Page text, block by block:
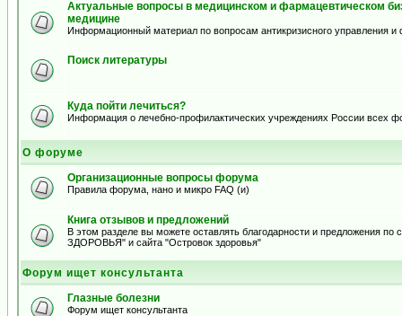
Актуальные вопросы в медицинском и фармацевтическом
медицине
Информационный материал по вопросам антикризисного управления и
Поиск литературы
Куда пойти лечиться?
Информация о лечебно-профилактических учреждениях России всех
О форуме
Организационные вопросы форума
Правила форума, нано и микро FAQ (и)
Книга отзывов и предложений
В этом разделе вы можете оставлять благодарности и предложения
ЗДОРОВЬЯ" и сайта "Островок здоровья"
Форум ищет консультанта
Глазные болезни
Форум ищет консультанта